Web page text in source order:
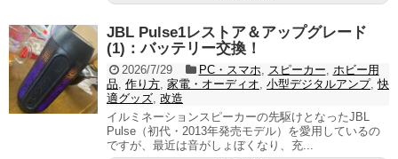
JBL Pulse1レストア＆アップグレード
(1)：バッテリー交換！
2026/7/29 PC・スマホ スピーカー
ホビー用
品 作り方 家電・オーディオ 小型デジタルアンプ,快
適グッズ 改造
イルミネーションスピーカーの先駆けとなったJBL
Pulse（初代・2013年発売モデル）を愛用しているの
ですが、最近は音がしょぼくなり、充...